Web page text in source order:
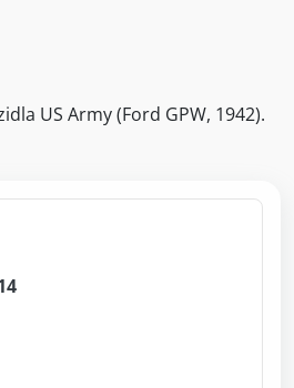
US Army (Ford GPW, 1942).